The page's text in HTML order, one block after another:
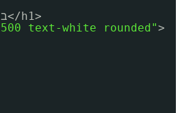
>ברוך הבא</h1>
text-white rounded">